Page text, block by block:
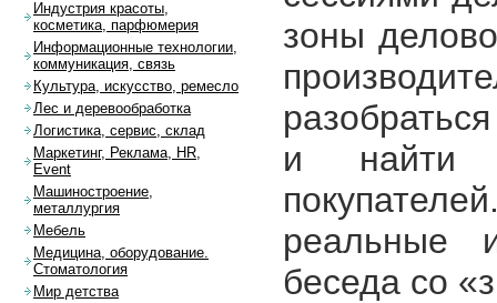
зоны
и найти
реальные
беседа со
Индустрия красоты,
косметика, парфюмерия
Информационные технологии,
коммуникация, связь
Культура, искусство, ремесло
Лес и деревообработка
Логистика, сервис, склад
Маркетинг, Реклама, HR,
Event
Машиностроение,
металлургия
Мебель
Медицина, оборудование.
Стоматология
Мир детства